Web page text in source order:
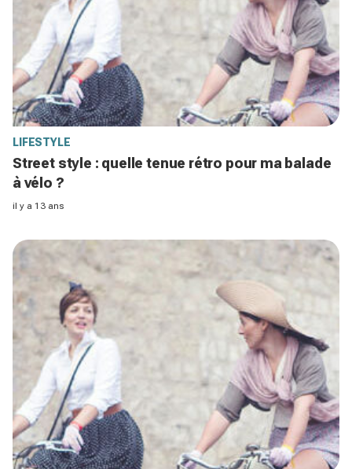
LIFESTYLE
Street style : quelle tenue rétro pour ma balade
à vélo ?
il y a 13 ans